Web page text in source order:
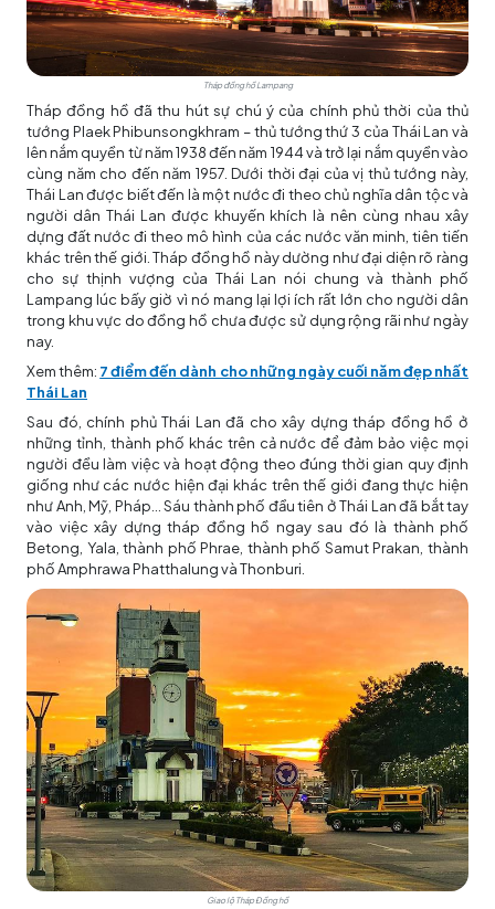
Tháp đồng hồ Lampang
Tháp đồng hồ đã thu hút sự chú ý của chính phủ thời của thủ
tướng Plaek Phibunsongkhram – thủ tướng thứ 3 của Thái Lan và
lên nắm quyền từ năm 1938 đến năm 1944 và trở lại nắm quyền vào
cùng năm cho đến năm 1957. Dưới thời đại của vị thủ tướng này,
Thái Lan được biết đến là một nước đi theo chủ nghĩa dân tộc và
người dân Thái Lan được khuyến khích là nên cùng nhau xây
dựng đất nước đi theo mô hình của các nước văn minh, tiên tiến
khác trên thế giới. Tháp đồng hồ này dường như đại diện rõ ràng
cho sự thịnh vượng của Thái Lan nói chung và thành phố
Lampang lúc bấy giờ vì nó mang lại lợi ích rất lớn cho người dân
trong khu vực do đồng hồ chưa được sử dụng rộng rãi như ngày
nay.
Xem thêm: 7 điểm đến dành cho những ngày cuối năm đẹp nhất
Thái Lan
Sau đó, chính phủ Thái Lan đã cho xây dựng tháp đồng hồ ở
những tỉnh, thành phố khác trên cả nước để đảm bảo việc mọi
người đều làm việc và hoạt động theo đúng thời gian quy định
giống như các nước hiện đại khác trên thế giới đang thực hiện
như Anh, Mỹ, Pháp… Sáu thành phố đầu tiên ở Thái Lan đã bắt tay
vào việc xây dựng tháp đồng hồ ngay sau đó là thành phố
Betong, Yala, thành phố Phrae, thành phố Samut Prakan, thành
phố Amphrawa Phatthalung và Thonburi.
Giao lộ Tháp Đồng hồ